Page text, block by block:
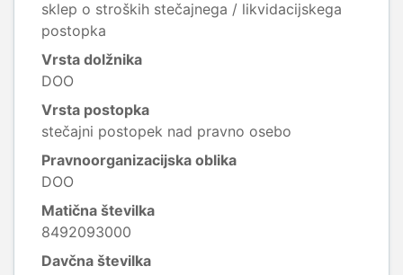
sklep o stroških stečajnega / likvidacijskega
postopka
Vrsta dolžnika
DOO
Vrsta postopka
stečajni postopek nad pravno osebo
Pravnoorganizacijska oblika
DOO
Matična številka
8492093000
Davčna številka